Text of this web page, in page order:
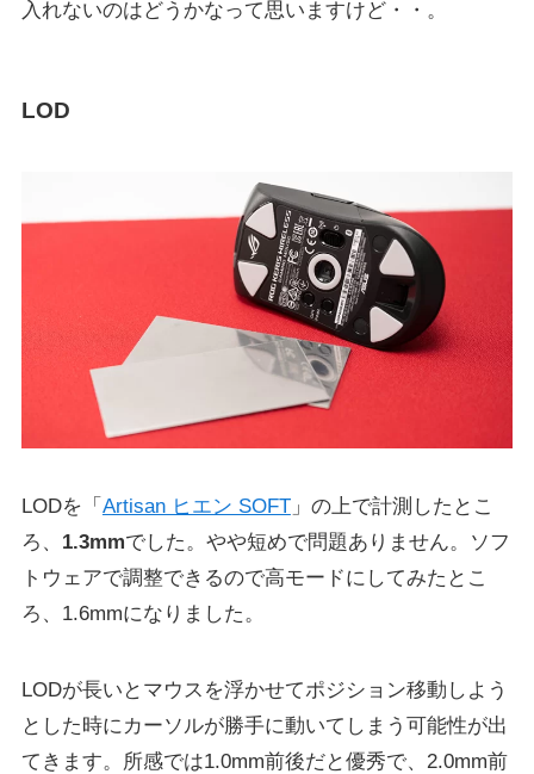
入れないのはどうかなって思いますけど・・。
LOD
LODを「 Artisan ヒエン SOFT」の上で計測したとこ
ろ、 1.3mmでした。やや短めで問題ありません。ソフ
トウェアで調整できるので高モードにしてみたとこ
ろ、1.6mmになりました。
LODが長いとマウスを浮かせてポジション移動しよう
とした時にカーソルが勝手に動いてしまう可能性が出
てきます。所感では1.0mm前後だと優秀で、2.0mm前